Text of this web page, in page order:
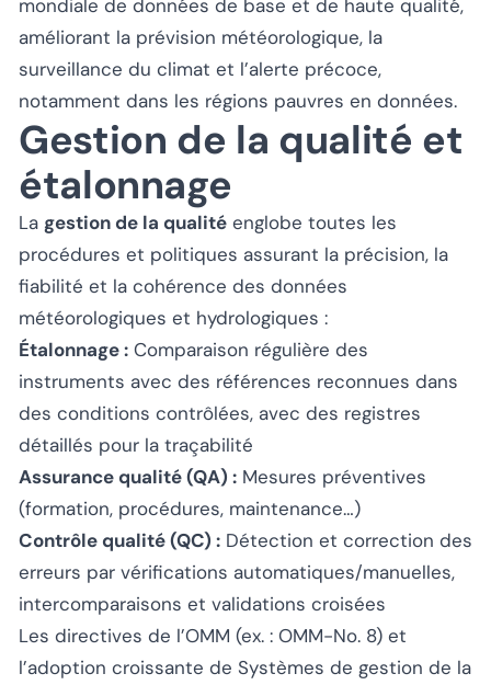
mondiale de données de base et de haute qualité,
améliorant la prévision météorologique, la
surveillance du climat et l’alerte précoce,
notamment dans les régions pauvres en données.
Gestion de la qualité et
étalonnage
La gestion de la qualité englobe toutes les
procédures et politiques assurant la précision, la
fiabilité et la cohérence des données
météorologiques et hydrologiques :
Étalonnage : Comparaison régulière des
instruments avec des références reconnues dans
des conditions contrôlées, avec des registres
détaillés pour la traçabilité
Assurance qualité (QA) : Mesures préventives
(formation, procédures, maintenance…)
Contrôle qualité (QC) : Détection et correction des
erreurs par vérifications automatiques/manuelles,
intercomparaisons et validations croisées
Les directives de l’OMM (ex. : OMM-No. 8) et
l’adoption croissante de Systèmes de gestion de la